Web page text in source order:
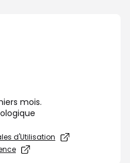
mois.
d'Utilisation